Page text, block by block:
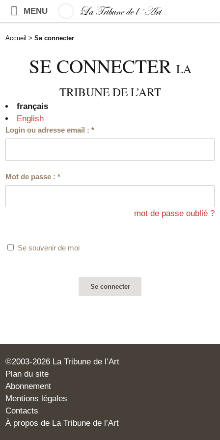
MENU
Accueil > Se connecter
SE CONNECTER LA
TRIBUNE DE L’ART
français
English
Login ou adresse email :*
Mot de passe :*
mot de passe oublié ?
Se souvenir de moi
©2003-2026 La Tribune de l’Art
Plan du site
Abonnement
Mentions légales
Contacts
À propos de La Tribune de l’Art